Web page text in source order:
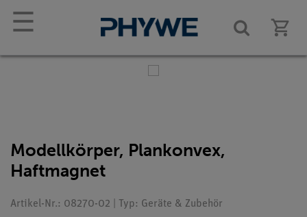
☰
Modellkörper, Plankonvex,
Haftmagnet
Artikel-Nr.: 08270-02 | Typ: Geräte & Zubehör